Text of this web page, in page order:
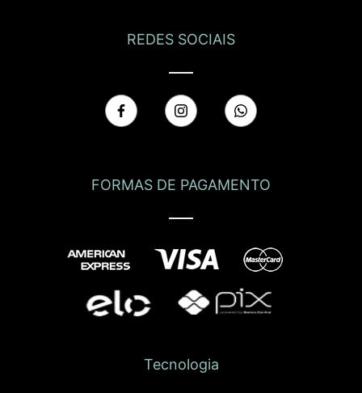
REDES SOCIAIS
FORMAS DE PAGAMENTO
Tecnologia